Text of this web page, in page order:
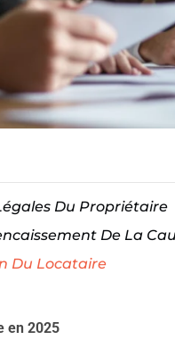
Du Propriétaire
De La
Du Locataire
en 2025